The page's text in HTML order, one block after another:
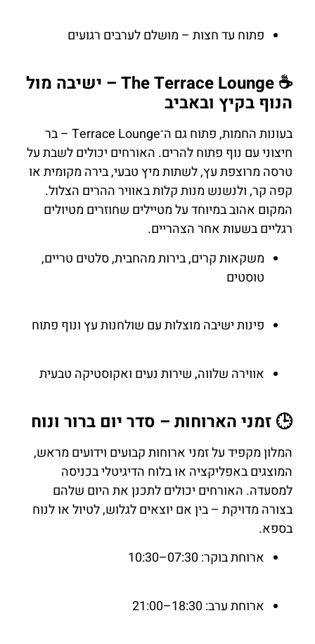
פתוח עד חצות – מושלם לערבים רגועים
☕ The Terrace Lounge – ישיבה מול
הנוף בקיץ ובאביב
בעונות החמות, פתוח גם ה־Terrace Lounge – בר
חיצוני עם נוף פתוח להרים. האורחים יכולים לשבת על
טרסה מרוצפת עץ, לשתות מיץ טבעי, בירה מקומית או
קפה קר, ולנשנש מנות קלות באוויר ההרים הצלול.
המקום אהוב במיוחד על מטיילים שחוזרים מטיולים
רגליים בשעות אחר הצהריים.
משקאות קרים, בירות מהחבית, סלטים טריים,
טוסטים
פינות ישיבה מוצלות עם שולחנות עץ ונוף פתוח
אווירה שלווה, שירות נעים ואקוסטיקה טבעית
🕒 זמני הארוחות – סדר יום ברור ונוח
המלון מקפיד על זמני ארוחות קבועים וידועים מראש,
המוצגים באפליקציה או בלוח הדיגיטלי בכניסה
למסעדה. האורחים יכולים לתכנן את היום שלהם
בצורה מדויקת – בין אם יוצאים לגלוש, לטיול או לנוח
בספא.
ארוחת בוקר: 07:30–10:30
ארוחת ערב: 18:30–21:00